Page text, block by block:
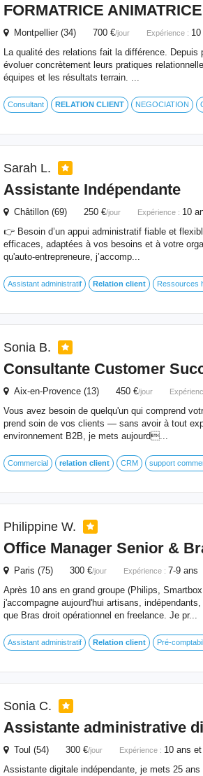
FORMATRICE
Montpellier (34) 700 €/jour Expérience :
La qualité des relations fait la différence.
évoluer concrètement leurs pratiques
équipes et les résultats terrain. ...
Consultant RELATION CLIENT NEGOCIATION
Sarah L.
Assistante Indépendante
Châtillon (69) 250 €/jour Expérience : 10
👉 Besoin d’un appui administratif fiable et
efficaces, adaptées à vos besoins et à votre
qu'auto-entrepreneure, j’accomp...
Assistant administratif Relation client Ressources
Sonia B.
Consultante Customer
Aix-en-Provence (13) 450 €/jour
Vous avez besoin de quelqu'un qui comprend
prend soin de vos clients — sans avoir à tout
environnement B2B, je mets aujourd...
Commercial relation client CRM support
Philippine W.
Office Manager Senior &
Paris (75) 300 €/jour Expérience : 7-9 ans
Après 10 ans en grand groupe (Philips,
j'accompagne aujourd'hui artisans,
que Bras droit opérationnel en freelance. Je pr...
Assistant administratif Relation client Pré-
Sonia C.
Assistante administrative
Toul (54) 300 €/jour Expérience : 10 ans
Assistante digitale indépendante, je mets 25